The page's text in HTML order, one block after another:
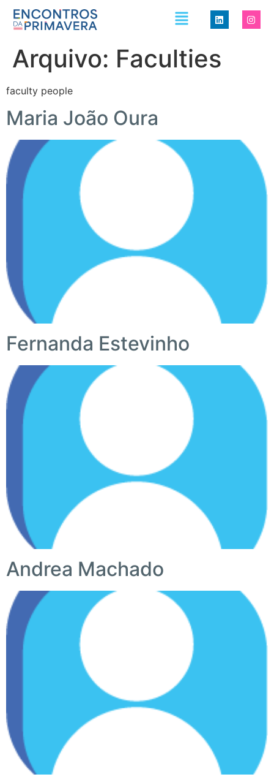
Arquivo: Faculties
faculty people
Maria João Oura
Fernanda Estevinho
Andrea Machado